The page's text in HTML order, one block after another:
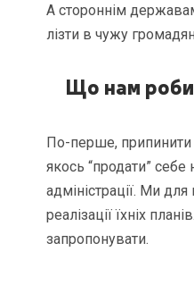
А стороннім
лізти в чужу
Що нам
По-перше,
якось “продати” себе
адміністрації. Ми
реалізації їхніх
запропонувати.